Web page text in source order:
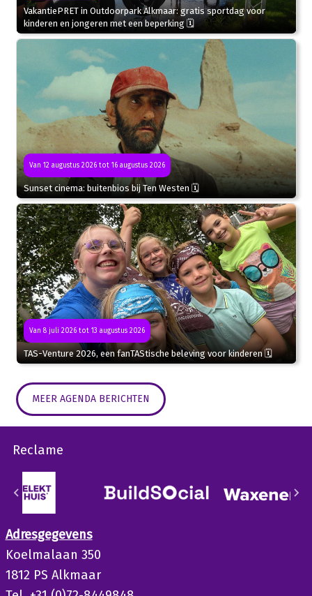
VakantiePRET in Outdoorpark Alkmaar: gratis sportdag voor
kinderen en jongeren met een beperking 🗓
Van 12 augustus 2026 tot 16 augustus 2026
Sunset cinema: buitenbios bij Ten Westen 🗓
Van 8 juli 2026 tot 13 augustus 2026
TAS-Venture 2026, een fanTAStische beleving voor kinderen 🗓
MEER AGENDA BERICHTEN
Reclame
Adresgegevens
Koelmalaan 350
1812 PS Alkmaar